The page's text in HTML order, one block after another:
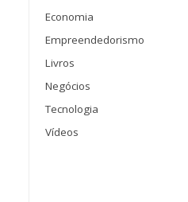
Economia
Empreendedorismo
Livros
Negócios
Tecnologia
Vídeos